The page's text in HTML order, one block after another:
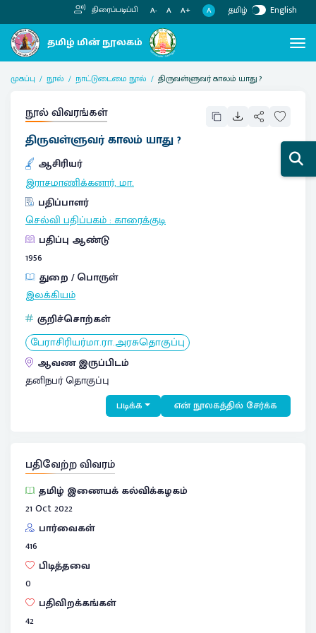
திரைப்படிப்பி A- A A+ A தமிழ் English
முகப்பு நூல் நாட்டுடைமை நூல் திருவள்ளுவர் காலம் யாது ?
நூல் விவரங்கள்
திருவள்ளுவர் காலம் யாது ?
ஆசிரியர்
இராசமாணிக்கனார், மா.
பதிப்பாளர்
செல்வி பதிப்பகம்:காரைக்குடி
பதிப்பு ஆண்டு
1956
துறை / பொருள்
இலக்கியம்
குறிச்சொற்கள்
பேராசிரியர்மா.ரா.அரசுதொகுப்பு
ஆவண இருப்பிடம்
தனிநபர் தொகுப்பு
படிக்க என் நூலகத்தில் சேர்க்க
பதிவேற்ற விவரம்
தமிழ் இணையக் கல்விக்கழகம்
21 Oct 2022
பார்வைகள்
416
பிடித்தவை
0
பதிவிறக்கங்கள்
42